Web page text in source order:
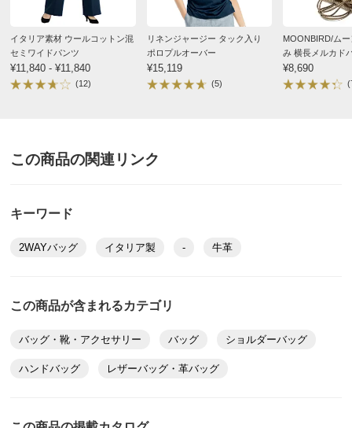
イタリア素材 ウールコットン混
セミワイドパンツ
¥11,840 - ¥11,840
(12)
リネンジャージー タック入り
ポロプルオーバー
¥15,119
(5)
MOONBIRD/ム
み 横長メルカド
¥8,690
この商品の関連リンク
キーワード
2WAYバッグ イタリア製 - 牛革
この商品が含まれるカテゴリ
バッグ・靴・アクセサリー バッグ ショルダーバッグ
ハンドバッグ レザーバッグ・革バッグ